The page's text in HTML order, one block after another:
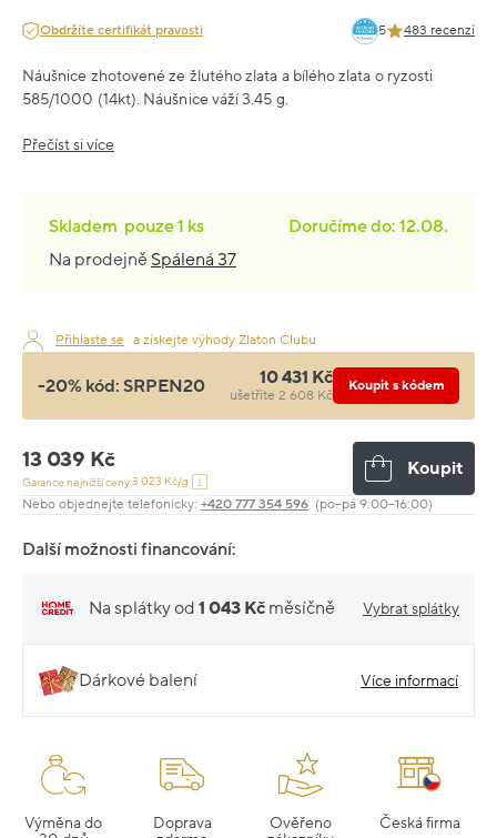
Obdržíte certifikát pravosti 5 483 recenzí
Náušnice zhotovené ze žlutého zlata a bílého zlata o ryzosti
585/1000 (14kt). Náušnice váží 3.45 g.
Přečíst si více
Skladem pouze1 ks
Doručíme do: 12.08.
Na prodejně Spálená 37
Přihlaste se a získejte výhody Zlaton Clubu
-20% kód: SRPEN20 10 431 Kč
ušetříte 2 608 Kč
Koupit s kódem
13 039 Kč
Garance nejnižší ceny:3 023 Kč/g
Koupit
Nebo objednejte telefonicky: +420 777 354 596 (po–pá 9:00–16:00)
Další možnosti financování:
Na splátky od 1 043 Kč měsíčně Vybrat splátky
Dárkové balení Více informací
Výměna do
Doprava
Ověřeno
Česká firma